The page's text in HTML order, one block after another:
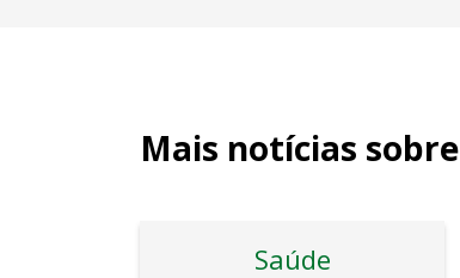
Mais notícias sobre
Saúde